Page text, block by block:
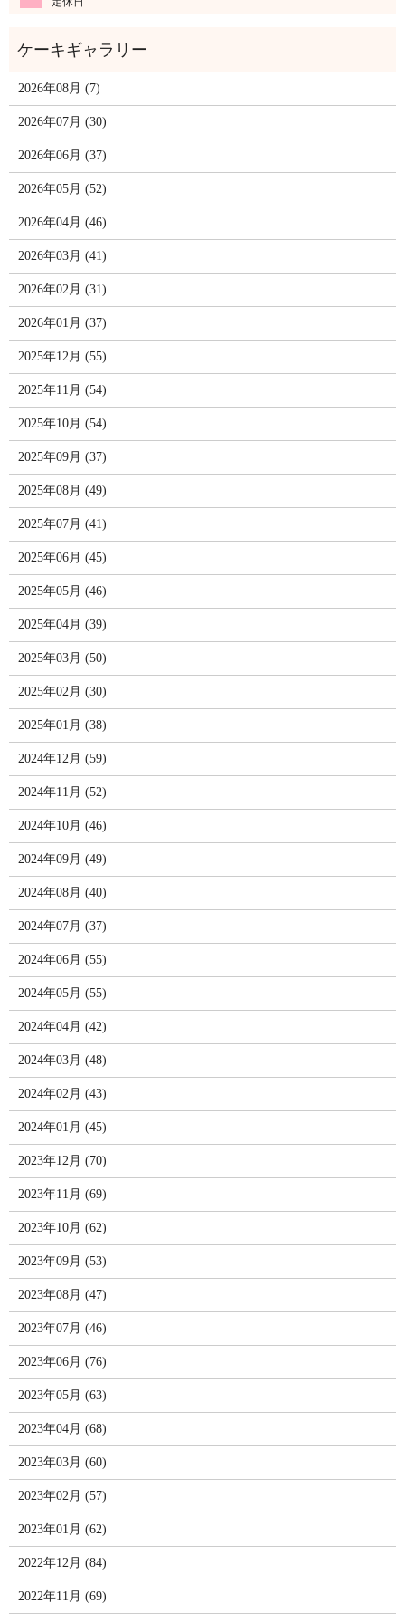
2026年08月 (7)
2026年07月 (30)
2026年06月 (37)
2026年05月 (52)
2026年04月 (46)
2026年03月 (41)
2026年02月 (31)
2026年01月 (37)
2025年12月 (55)
2025年11月 (54)
2025年10月 (54)
2025年09月 (37)
2025年08月 (49)
2025年07月 (41)
2025年06月 (45)
2025年05月 (46)
2025年04月 (39)
2025年03月 (50)
2025年02月 (30)
2025年01月 (38)
2024年12月 (59)
2024年11月 (52)
2024年10月 (46)
2024年09月 (49)
2024年08月 (40)
2024年07月 (37)
2024年06月 (55)
2024年05月 (55)
2024年04月 (42)
2024年03月 (48)
2024年02月 (43)
2024年01月 (45)
2023年12月 (70)
2023年11月 (69)
2023年10月 (62)
2023年09月 (53)
2023年08月 (47)
2023年07月 (46)
2023年06月 (76)
2023年05月 (63)
2023年04月 (68)
2023年03月 (60)
2023年02月 (57)
2023年01月 (62)
2022年12月 (84)
2022年11月 (69)